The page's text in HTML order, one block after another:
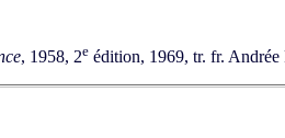
, 1958, 2e édition, 1969, tr. fr.